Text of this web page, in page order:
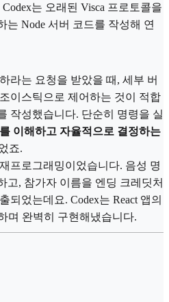
는 오래된 Visca 프로토콜을
는 Node 서버 코드를 작성해 연
라는 요청을 받았을 때, 세부 버
이스틱으로 제어하는 것이 적합
작성했습니다. 단순히 명령을 실
이해하고 자율적으로 결정하는
죠.
프로그래밍이었습니다. 음성 명
고, 참가자 이름을 엔딩 크레딧처
되었는데요. Codex는 React 앱의
며 완벽히 구현해냈습니다.